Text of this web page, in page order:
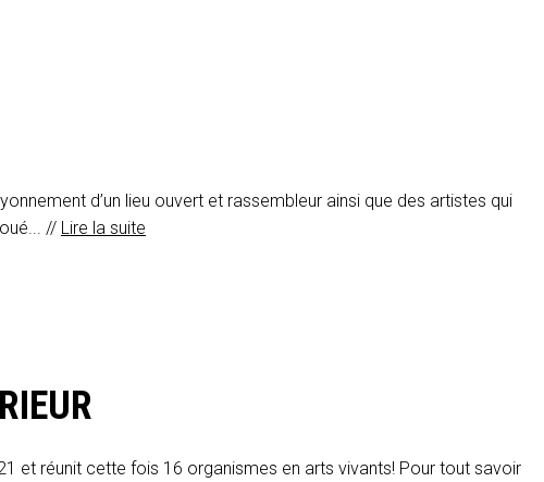
d’un lieu ouvert et rassembleur ainsi que des artistes qui
// Lire la suite
et réunit cette fois 16 organismes en arts vivants! Pour tout savoir